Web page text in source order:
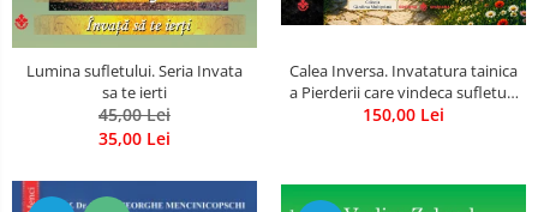
Lumina sufletului. Seria Invata
sa te ierti
45,00 Lei
35,00 Lei
Calea Inversa. Invatatura tainica
a Pierderii care vindeca sufletul -
Cum Pierderea, durerea si
150,00 Lei